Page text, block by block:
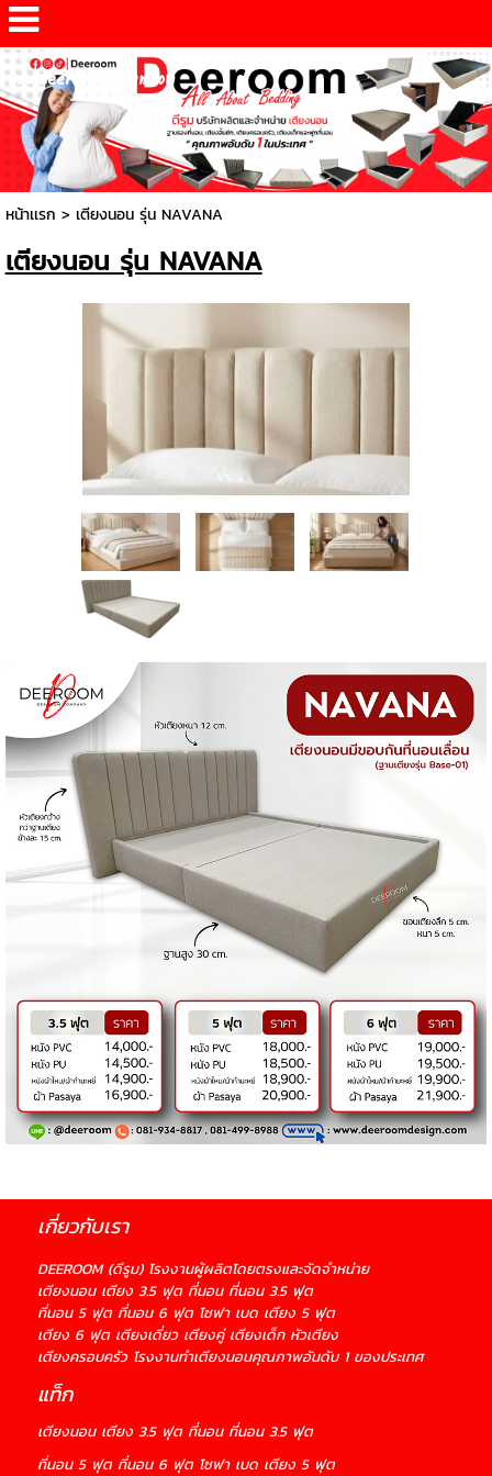
www.deeroomdesign.com
หน้าเเรก > เตียงนอน รุ่น NAVANA
เตียงนอน รุ่น NAVANA
เกี่ยวกับเรา
DEEROOM (ดีรูม) โรงงานผู้ผลิตโดยตรงและจัดจำหน่าย
เตียงนอน เตียง 3.5 ฟุต ที่นอน ที่นอน 3.5 ฟุต
ที่นอน 5 ฟุต ที่นอน 6 ฟุต โซฟา เบด เตียง 5 ฟุต
เตียง 6 ฟุต เตียงเดี่ยว เตียงคู่ เตียงเด็ก หัวเตียง
เตียงครอบครัว โรงงานทำเตียงนอนคุณภาพอันดับ 1 ของประเทศ
แท็ก
เตียงนอน เตียง 3.5 ฟุต ที่นอน ที่นอน 3.5 ฟุต
ที่นอน 5 ฟุต ที่นอน 6 ฟุต โซฟา เบด เตียง 5 ฟุต